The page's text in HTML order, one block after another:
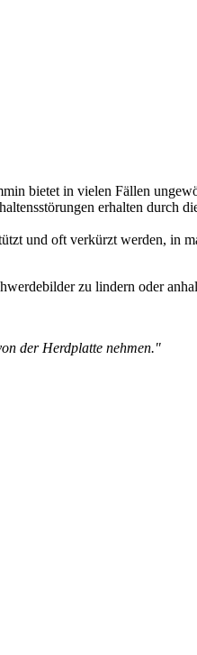
bietet in vielen Fällen
erhalten durch
und oft verkürzt werden, in
zu lindern oder
der Herdplatte nehmen."